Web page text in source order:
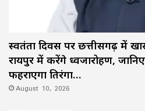
स्वतंत्रता दिवस पर छत्तीसगढ़ में
रायपुर में करेंगे ध्वजारोहण,
फहराएगा तिरंगा…
August 10, 2026